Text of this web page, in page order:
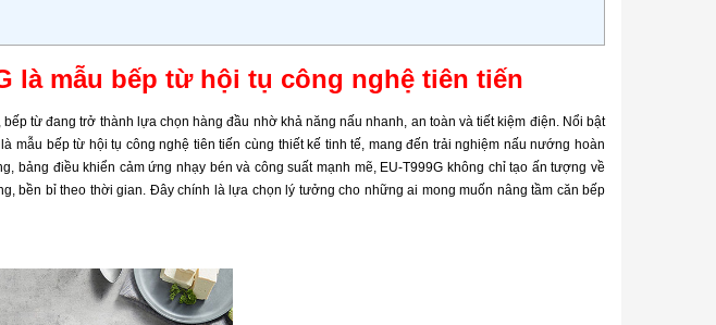
là mẫu bếp từ hội tụ công nghệ tiên tiến
từ đang trở thành lựa chọn hàng đầu nhờ khả năng nấu nhanh, an toàn và tiết kiệm điện. Nổi bật
mẫu bếp từ hội tụ công nghệ tiên tiến cùng thiết kế tinh tế, mang đến trải nghiệm nấu nướng hoàn
bảng điều khiển cảm ứng nhạy bén và công suất mạnh mẽ, EU-T999G không chỉ tạo ấn tượng về
bền bỉ theo thời gian. Đây chính là lựa chọn lý tưởng cho những ai mong muốn nâng tầm căn bếp